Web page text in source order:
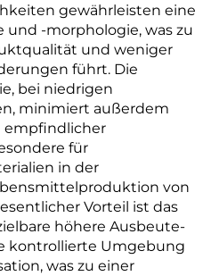
gewährleisten eine
und -morphologie, was zu
und weniger
führt. Die
bei niedrigen
minimiert außerdem
empfindlicher
für
in der
von
Vorteil ist das
höhere Ausbeute-
kontrollierte Umgebung
was zu einer